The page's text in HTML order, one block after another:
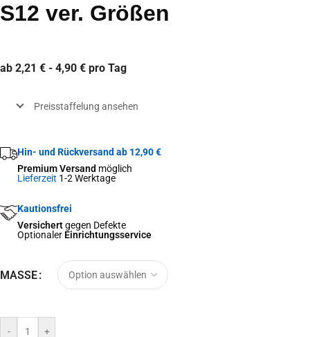
S12 ver. Größen
ab 2,21 € - 4,90 € pro Tag
Preisstaffelung ansehen
Hin- und Rückversand ab 12,90 €
Premium Versand möglich
Lieferzeit 1-2 Werktage
Kautionsfrei
Versichertgegen Defekte
Optionaler Einrichtungsservice
MASSE
- +